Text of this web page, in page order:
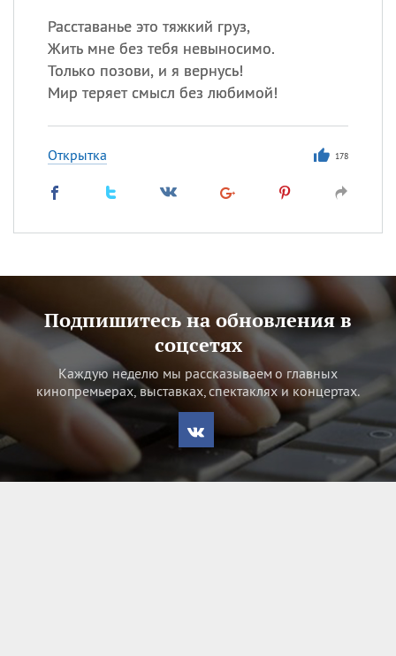
Расставанье это тяжкий груз,
Жить мне без тебя невыносимо.
Только позови, и я вернусь!
Мир теряет смысл без любимой!
Открытка 178
Подпишитесь на обновления в
соцсетях
Каждую неделю мы рассказываем о главных
кинопремьерах, выставках, спектаклях и концертах.